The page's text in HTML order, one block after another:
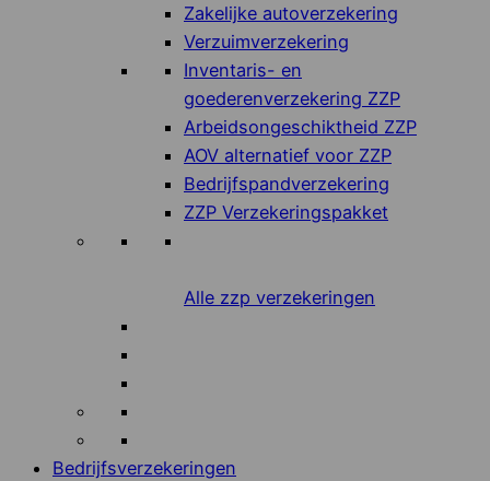
Zakelijke autoverzekering
Verzuimverzekering
Inventaris- en
goederenverzekering ZZP
Arbeidsongeschiktheid ZZP
AOV alternatief voor ZZP
Bedrijfspandverzekering
ZZP Verzekeringspakket
Alle zzp verzekeringen
Bedrijfsverzekeringen